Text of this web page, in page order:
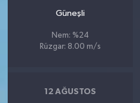
Güneşli
Nem: %24
Rüzgar: 8.00 m/s
12 AĞUSTOS